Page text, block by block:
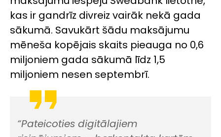
kas ir gandrīz divreiz vairāk nekā gada
sākumā. Savukārt šādu maksājumu
mēneša kopējais skaits pieauga no 0,6
miljoniem gada sākumā līdz 1,5
miljoniem nesen septembrī.
“Pateicoties digitālajiem